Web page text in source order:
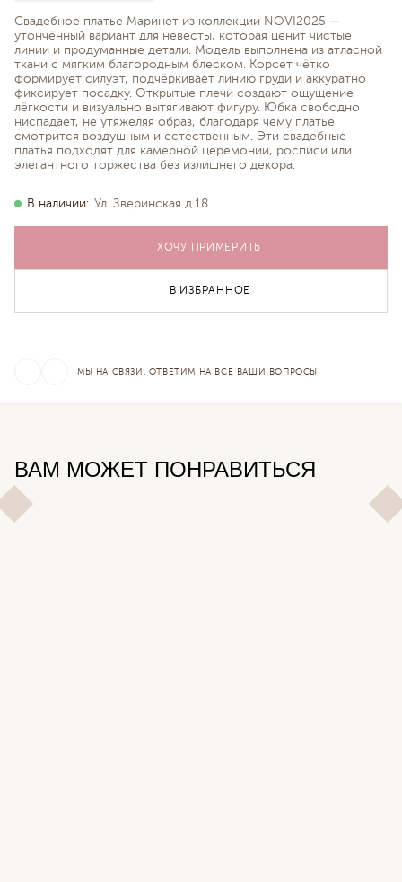
Свадебное платье Маринет из коллекции NOVI2025 —
утончённый вариант для невесты, которая ценит чистые
линии и продуманные детали. Модель выполнена из атласной
ткани с мягким благородным блеском. Корсет чётко
формирует силуэт, подчёркивает линию груди и аккуратно
фиксирует посадку. Открытые плечи создают ощущение
лёгкости и визуально вытягивают фигуру. Юбка свободно
ниспадает, не утяжеляя образ, благодаря чему платье
смотрится воздушным и естественным. Эти свадебные
платья подходят для камерной церемонии, росписи или
элегантного торжества без излишнего декора.
В наличии: Ул. Зверинская д.18
ХОЧУ ПРИМЕРИТЬ
В ИЗБРАННОЕ
МЫ НА СВЯЗИ. ОТВЕТИМ НА ВСЕ ВАШИ ВОПРОСЫ!
ВАМ МОЖЕТ ПОНРАВИТЬСЯ